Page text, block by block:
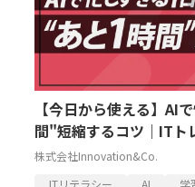
【今日から使える】AI
間"短縮するコツ｜ITト
株式会社Innovation&Co.